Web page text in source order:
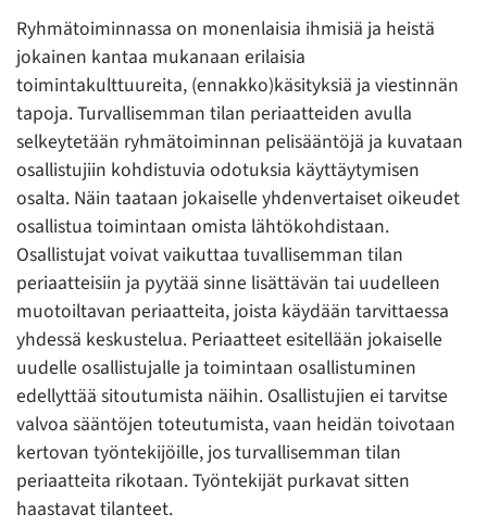
Ryhmätoiminnassa on monenlaisia ihmisiä ja heistä
jokainen kantaa mukanaan erilaisia
toimintakulttuureita, (ennakko)käsityksiä ja viestinnän
tapoja. Turvallisemman tilan periaatteiden avulla
selkeytetään ryhmätoiminnan pelisääntöjä ja kuvataan
osallistujiin kohdistuvia odotuksia käyttäytymisen
osalta. Näin taataan jokaiselle yhdenvertaiset oikeudet
osallistua toimintaan omista lähtökohdistaan.
Osallistujat voivat vaikuttaa tuvallisemman tilan
periaatteisiin ja pyytää sinne lisättävän tai uudelleen
muotoiltavan periaatteita, joista käydään tarvittaessa
yhdessä keskustelua. Periaatteet esitellään jokaiselle
uudelle osallistujalle ja toimintaan osallistuminen
edellyttää sitoutumista näihin. Osallistujien ei tarvitse
valvoa sääntöjen toteutumista, vaan heidän toivotaan
kertovan työntekijöille, jos turvallisemman tilan
periaatteita rikotaan. Työntekijät purkavat sitten
haastavat tilanteet.